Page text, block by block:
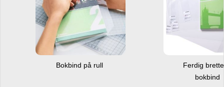
Bokbind på rull
Ferdig
bokbind